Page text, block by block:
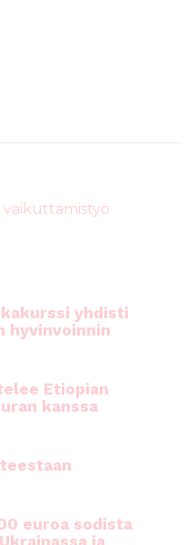
vaikuttamistyö
yhdisti
hyvinvoinnin
Etiopian
kanssa
euroa sodista